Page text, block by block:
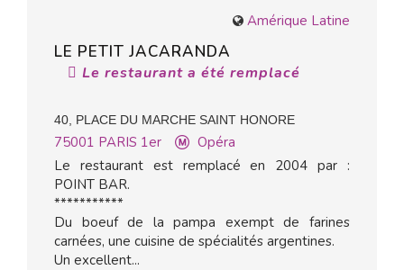
Amérique Latine
LE PETIT JACARANDA
Le restaurant a été remplacé
40, PLACE DU MARCHE SAINT HONORE
75001 PARIS 1er
Opéra
Le restaurant est remplacé en 2004 par :
POINT BAR.
***********
Du boeuf de la pampa exempt de farines
carnées, une cuisine de spécialités argentines.
Un excellent...